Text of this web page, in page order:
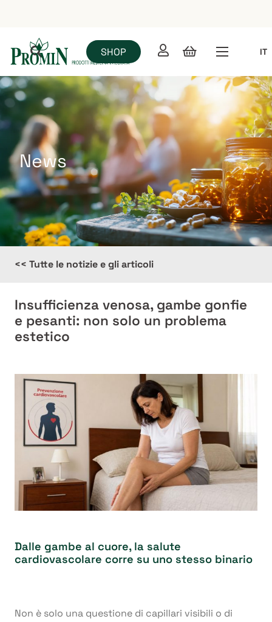
SHOP IT
News
<< Tutte le notizie e gli articoli
Insufficienza venosa, gambe gonfie
e pesanti: non solo un problema
estetico
Dalle gambe al cuore, la salute
cardiovascolare corre su uno stesso binario
Non è solo una questione di capillari visibili o di